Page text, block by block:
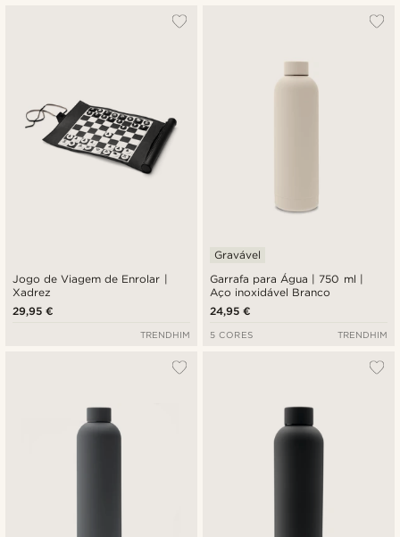
Jogo de Viagem de Enrolar |
Xadrez
29,95 €
TRENDHIM
Garrafa para Água | 750 ml |
Aço inoxidável Branco
Gravável
24,95 €
5 CORES TRENDHIM